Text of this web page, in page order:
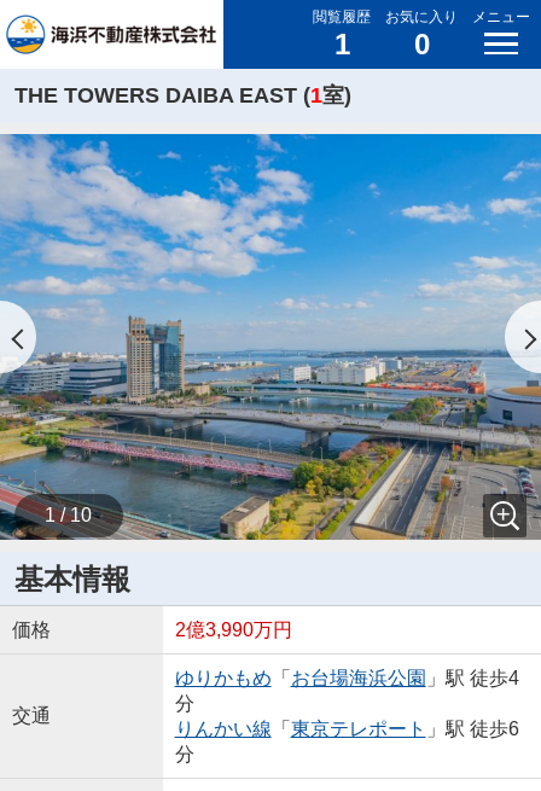
閲覧履歴
1
お気に入り
0
メニュー
THE TOWERS DAIBA EAST (1室)
1 / 10
基本情報
価格 2億3,990万円
交通
ゆりかもめ 「 お台場海浜公園 」駅 徒歩4
分
りんかい線 「 東京テレポート 」駅 徒歩6
分